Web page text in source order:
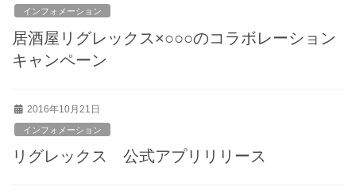
インフォメーション
居酒屋リグレックス×○○○のコラボレーション
キャンペーン
2016年10月21日
インフォメーション
リグレックス 公式アプリリリース